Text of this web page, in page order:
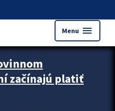
Menu menu
začínajú platiť